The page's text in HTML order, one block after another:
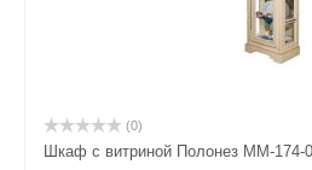
(0)
Шкаф с витриной Полонез ММ-174-